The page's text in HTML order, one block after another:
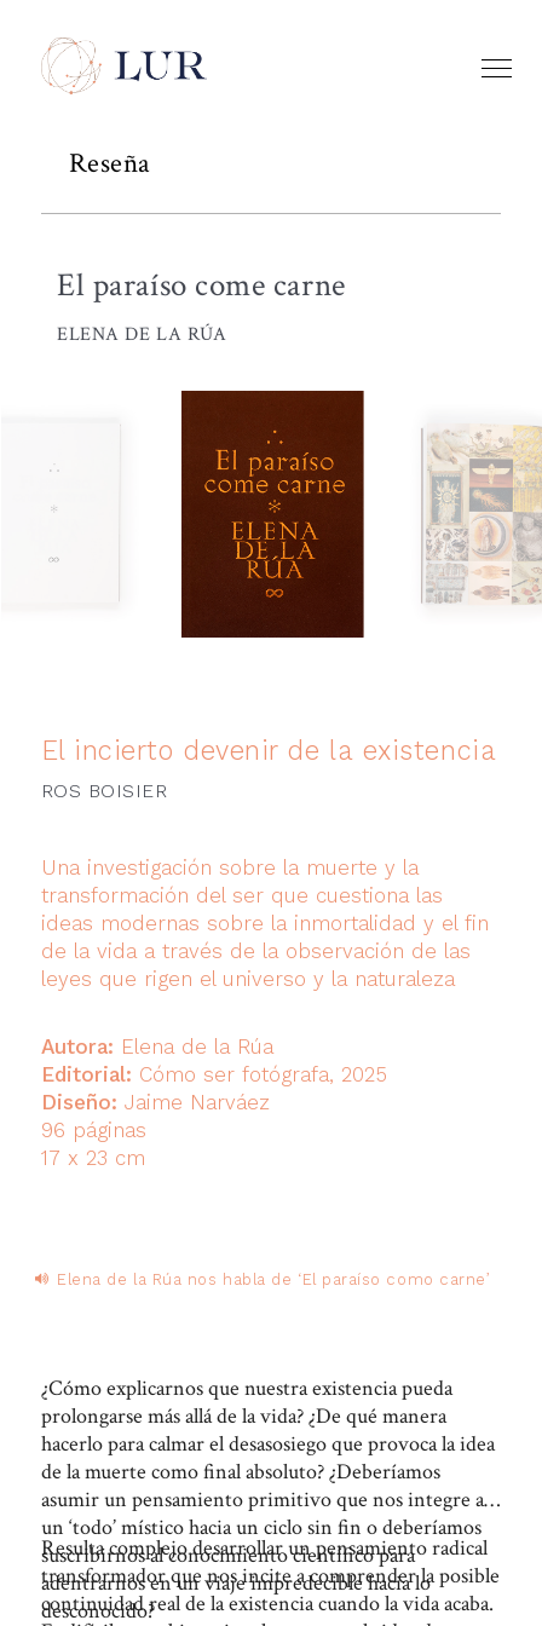
Reseña
El paraíso come carne
ELENA DE LA RÚA
El incierto devenir de la existencia
ROS BOISIER
Una investigación sobre la muerte y la
transformación del ser que cuestiona las
ideas modernas sobre la inmortalidad y el fin
de la vida a través de la observación de las
leyes que rigen el universo y la naturaleza
Autora: Elena de la Rúa
Editorial: Cómo ser fotógrafa, 2025
Diseño: Jaime Narváez
96 páginas
17 x 23 cm
Audio
Elena de la Rúa nos habla de ‘El paraíso como carne’
¿Cómo explicarnos que nuestra existencia pueda
prolongarse más allá de la vida? ¿De qué manera
hacerlo para calmar el desasosiego que provoca la idea
de la muerte como final absoluto? ¿Deberíamos
asumir un pensamiento primitivo que nos integre a
un ‘todo’ místico hacia un ciclo sin fin o deberíamos
suscribirnos al conocimiento científico para
adentrarnos en un viaje impredecible hacia lo
desconocido?
Resulta complejo desarrollar un pensamiento radical
transformador que nos incite a comprender la posible
continuidad real de la existencia cuando la vida acaba.